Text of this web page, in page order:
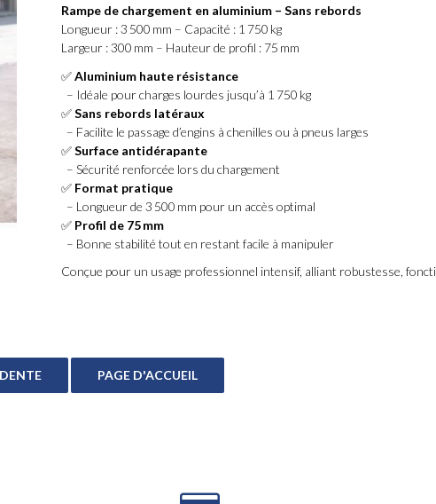
Rampe de chargement en aluminium – Sans rebords
Longueur : 3 500 mm – Capacité : 1 750 kg
Largeur : 300 mm – Hauteur de profil : 75 mm
✅Aluminium haute résistance
– Idéale pour charges lourdes jusqu’à 1 750 kg
✅Sans rebords latéraux
– Facilite le passage d’engins à chenilles ou à pneus larges
✅Surface antidérapante
– Sécurité renforcée lors du chargement
✅ Format pratique
– Longueur de 3 500 mm pour un accès optimal
✅ Profil de 75 mm
– Bonne stabilité tout en restant facile à manipuler
Conçue pour un usage professionnel intensif, alliant robustesse,